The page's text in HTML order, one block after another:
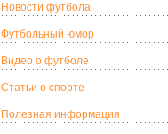
Новости футбола
Футбольный юмор
Видео о футболе
Статьи о спорте
Полезная информация